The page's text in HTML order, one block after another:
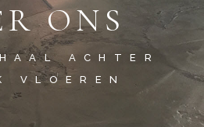
ONS
ACHTER
VLOEREN